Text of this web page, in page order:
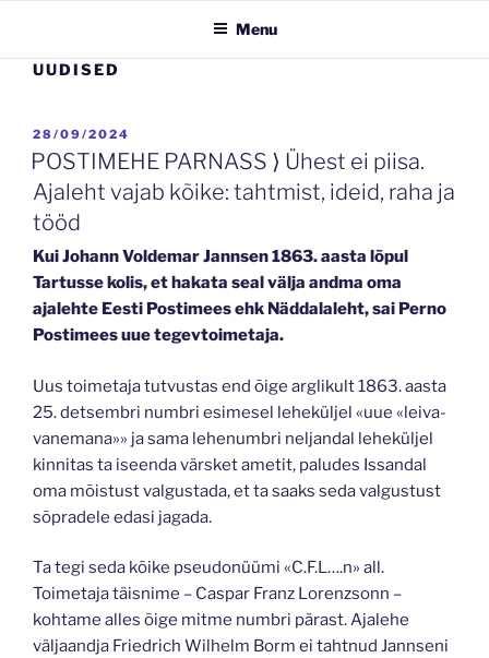
Menu
UUDISED
POSTED
ON
28/09/2024
POSTIMEHE PARNASS ⟩ Ühest ei piisa.
Ajaleht vajab kõike: tahtmist, ideid, raha ja
tööd
Kui Johann Voldemar Jannsen 1863. aasta lõpul
Tartusse kolis, et hakata seal välja andma oma
ajalehte Eesti Postimees ehk Näddalaleht, sai Perno
Postimees uue tegevtoimetaja.
Uus toimetaja tutvustas end õige arglikult 1863. aasta
25. detsembri numbri esimesel leheküljel «uue «leiva-
vanemana»» ja sama lehenumbri neljandal leheküljel
kinnitas ta iseenda värsket ametit, paludes Issandal
oma mõistust valgustada, et ta saaks seda valgustust
sõpradele edasi jagada.
Ta tegi seda kõike pseudonüümi «C.F.L….n» all.
Toimetaja täisnime – Caspar Franz Lorenzsonn –
kohtame alles õige mitme numbri pärast. Ajalehe
väljaandja Friedrich Wilhelm Borm ei tahtnud Jannseni